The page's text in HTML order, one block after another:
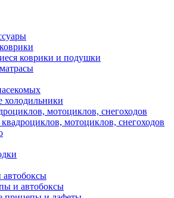
коврики и подушки
холодильники
мотоциклов, снегоходов
мотоциклов, снегоходов
и автобоксы